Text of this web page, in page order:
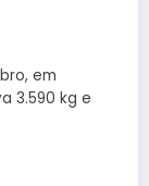
em
3.590 kg e